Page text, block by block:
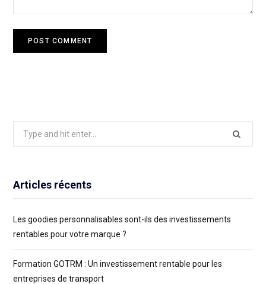
Articles récents
Les goodies personnalisables sont-ils des investissements
rentables pour votre marque ?
Formation GOTRM : Un investissement rentable pour les
entreprises de transport